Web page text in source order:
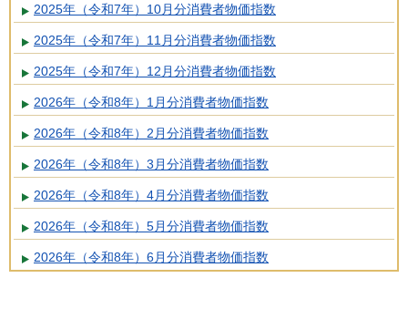
2025年（令和7年）10月分消費者物価指数
2025年（令和7年）11月分消費者物価指数
2025年（令和7年）12月分消費者物価指数
2026年（令和8年）1月分消費者物価指数
2026年（令和8年）2月分消費者物価指数
2026年（令和8年）3月分消費者物価指数
2026年（令和8年）4月分消費者物価指数
2026年（令和8年）5月分消費者物価指数
2026年（令和8年）6月分消費者物価指数